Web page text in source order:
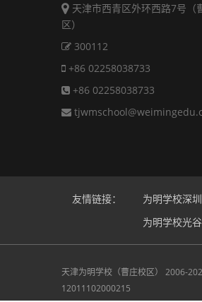
天津市西青区外环西路7号（
区）
300112
+86 02258038733
+86 02258038733
友情链接： 为明学校深
为明学校光
天津为明学校（曹庄校区） 2006-
12011102000215